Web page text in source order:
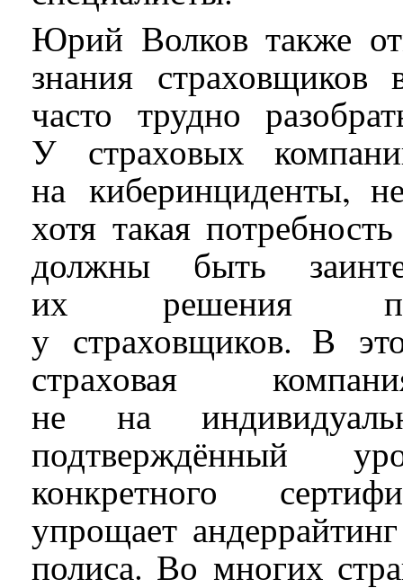
Юрий Волков также
знания
часто трудно
У страховых
на киберинциденты,
хотя такая
должны быть
их решения
у страховщиков. В
страховая
не на
подтверждённый
конкретного
упрощает
полиса. Во многих